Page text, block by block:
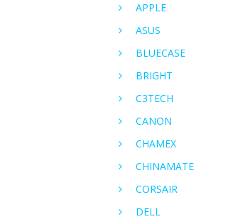
APPLE
ASUS
BLUECASE
BRIGHT
C3TECH
CANON
CHAMEX
CHINAMATE
CORSAIR
DELL